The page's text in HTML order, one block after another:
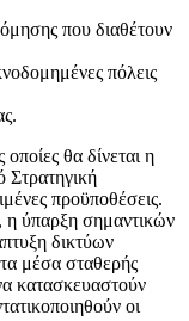
που διαθέτουν
πόλεις
οποίες θα δίνεται η
Στρατηγική
προϋποθέσεις.
η ύπαρξη σημαντικών
δικτύων
μέσα σταθερής
κατασκευαστούν
οι